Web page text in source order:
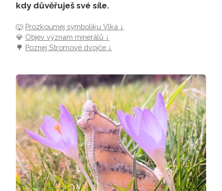
kdy důvěřuješ své síle.
🐺 Prozkoumej symboliku Vlka ↓
💎 Objev význam minerálů ↓
🌳 Poznej Stromové dvojče ↓